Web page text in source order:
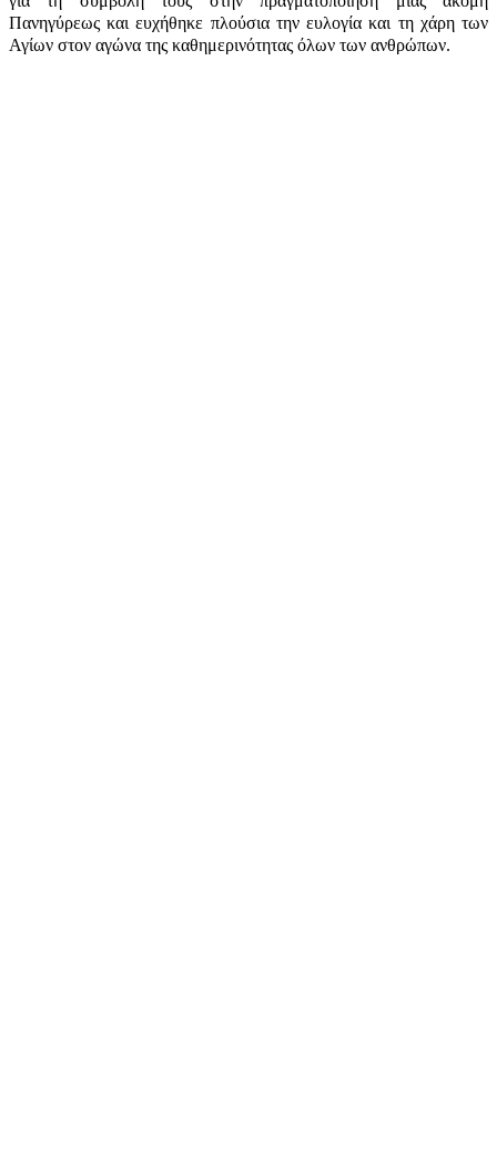
Πανηγύρεως και ευχήθηκε πλούσια την ευλογία και τη χάρη των
Αγίων στον αγώνα της καθημερινότητας όλων των ανθρώπων.